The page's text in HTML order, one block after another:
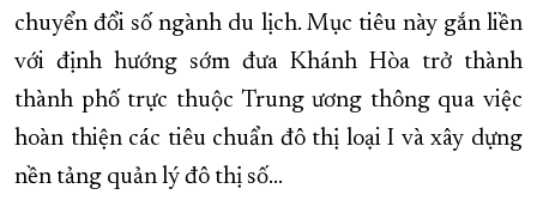
chuyển đổi số ngành du lịch. Mục tiêu này gắn liền
với định hướng sớm đưa Khánh Hòa trở thành
thành phố trực thuộc Trung ương thông qua việc
hoàn thiện các tiêu chuẩn đô thị loại I và xây dựng
nền tảng quản lý đô thị số...